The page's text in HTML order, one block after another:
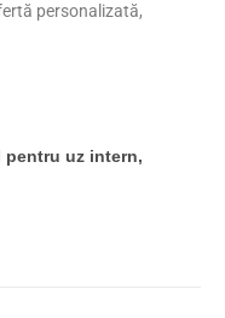
personalizată,
pentru uz intern,